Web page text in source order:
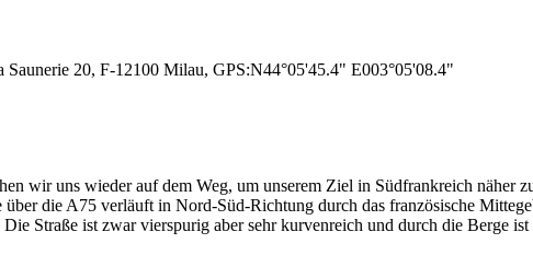
20, F-12100 Milau, GPS:N44°05'45.4" E003°05'08.4"
wir uns wieder auf dem Weg, um unserem Ziel in Südfrankreich
die A75 verläuft in Nord-Süd-Richtung durch das französische
Straße ist zwar vierspurig aber sehr kurvenreich und durch die Berge